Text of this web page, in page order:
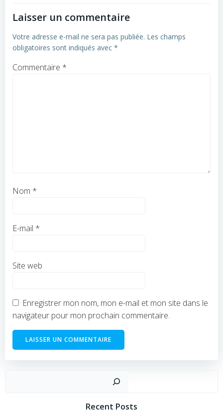
Laisser un commentaire
Votre adresse e-mail ne sera pas publiée. Les champs
obligatoires sont indiqués avec *
Commentaire *
Nom *
E-mail *
Site web
Enregistrer mon nom, mon e-mail et mon site dans le
navigateur pour mon prochain commentaire.
Rechercher
Recent Posts